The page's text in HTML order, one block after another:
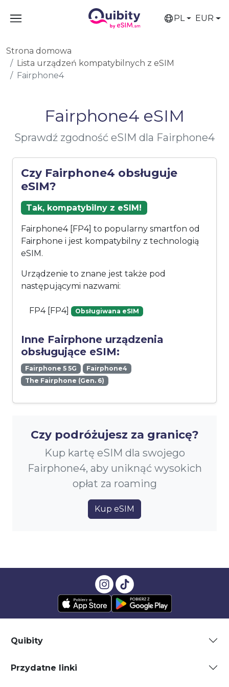
PL EUR
Strona domowa
Lista urządzeń kompatybilnych z eSIM
Fairphone4
Fairphone4 eSIM
Sprawdź zgodność eSIM dla Fairphone4
Czy Fairphone4 obsługuje
eSIM?
Tak, kompatybilny z eSIM!
Fairphone4 [FP4] to popularny smartfon od
Fairphone i jest kompatybilny z technologią
eSIM.
Urządzenie to znane jest także pod
następującymi nazwami:
FP4 [FP4] Obsługiwana eSIM
Inne Fairphone urządzenia
obsługujące eSIM:
Fairphone 5 5G
Fairphone4
The Fairphone (Gen. 6)
Czy podróżujesz za granicę?
Kup kartę eSIM dla swojego
Fairphone4, aby uniknąć wysokich
opłat za roaming
Kup eSIM
Quibity
Przydatne linki